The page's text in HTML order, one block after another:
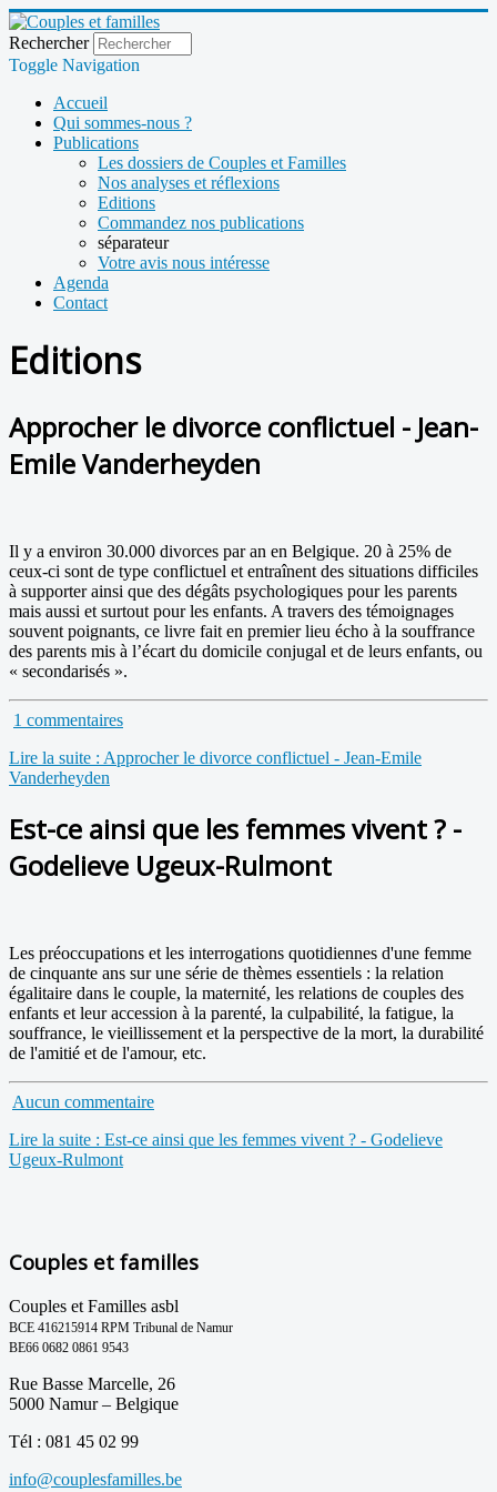
Rechercher
Toggle Navigation
Accueil
Qui sommes-nous ?
Publications
Les dossiers de Couples et Familles
Nos analyses et réflexions
Editions
Commandez nos publications
séparateur
Votre avis nous intéresse
Agenda
Contact
Editions
Approcher le divorce conflictuel - Jean-
Emile Vanderheyden
Il y a environ 30.000 divorces par an en Belgique. 20 à 25% de
ceux-ci sont de type conflictuel et entraînent des situations difficiles
à supporter ainsi que des dégâts psychologiques pour les parents
mais aussi et surtout pour les enfants. A travers des témoignages
souvent poignants, ce livre fait en premier lieu écho à la souffrance
des parents mis à l’écart du domicile conjugal et de leurs enfants, ou
« secondarisés ».
1 commentaires
Lire la suite : Approcher le divorce conflictuel - Jean-Emile
Vanderheyden
Est-ce ainsi que les femmes vivent ? -
Godelieve Ugeux-Rulmont
Les préoccupations et les interrogations quotidiennes d'une femme
de cinquante ans sur une série de thèmes essentiels : la relation
égalitaire dans le couple, la maternité, les relations de couples des
enfants et leur accession à la parenté, la culpabilité, la fatigue, la
souffrance, le vieillissement et la perspective de la mort, la durabilité
de l'amitié et de l'amour, etc.
Aucun commentaire
Lire la suite : Est-ce ainsi que les femmes vivent ? - Godelieve
Ugeux-Rulmont
Couples et familles
Couples et Familles asbl
BCE 416215914 RPM Tribunal de Namur
BE66 0682 0861 9543
Rue Basse Marcelle, 26
5000 Namur – Belgique
Tél : 081 45 02 99
info@couplesfamilles.be